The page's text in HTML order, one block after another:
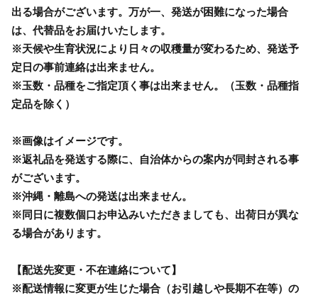
出る場合がございます。万が一、発送が困難になった場合
は、代替品をお届けいたします。
※天候や生育状況により日々の収穫量が変わるため、発送予
定日の事前連絡は出来ません。
※玉数・品種をご指定頂く事は出来ません。（玉数・品種指
定品を除く）
※画像はイメージです。
※返礼品を発送する際に、自治体からの案内が同封される事
がございます。
※沖縄・離島への発送は出来ません。
※同日に複数個口お申込みいただきましても、出荷日が異な
る場合があります。
【配送先変更・不在連絡について】
※配送情報に変更が生じた場合（お引越しや長期不在等）の